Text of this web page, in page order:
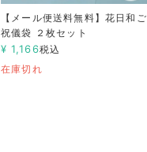
【メール便送料無料】花日和ご
祝儀袋 ２枚セット
¥ 1,166税込
在庫切れ